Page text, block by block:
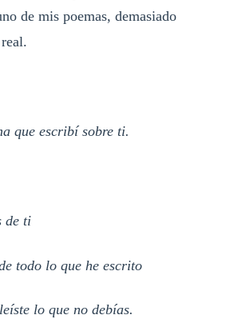
de mis poemas, demasiado
que escribí sobre ti.
de ti
todo lo que he escrito
lo que no debías.